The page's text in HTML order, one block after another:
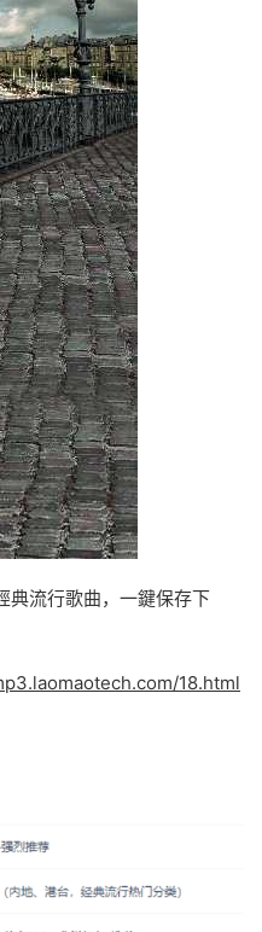
典流行歌曲，一鍵保存下
18.html